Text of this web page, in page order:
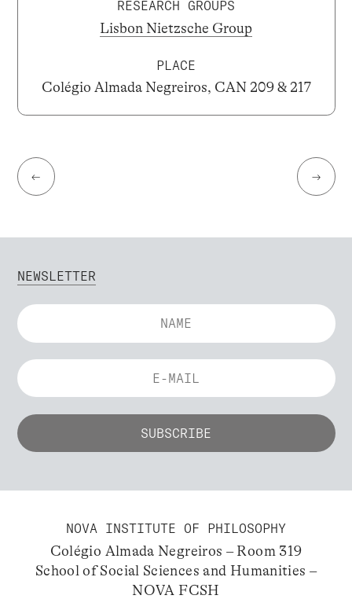
RESEARCH GROUPS
Lisbon Nietzsche Group
PLACE
Colégio Almada Negreiros, CAN 209 & 217
← →
NEWSLETTER
NOVA INSTITUTE OF PHILOSOPHY
Colégio Almada Negreiros – Room 319
School of Social Sciences and Humanities –
NOVA FCSH